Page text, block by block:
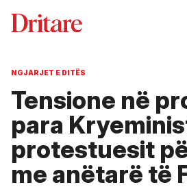
NGJARJET E DITËS
Tensione në
para
protestuesit
me anëtarë të